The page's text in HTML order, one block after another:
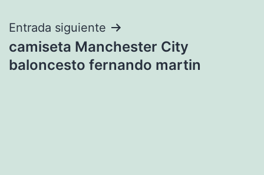
Entrada siguiente
camiseta Manchester City
baloncesto fernando martin